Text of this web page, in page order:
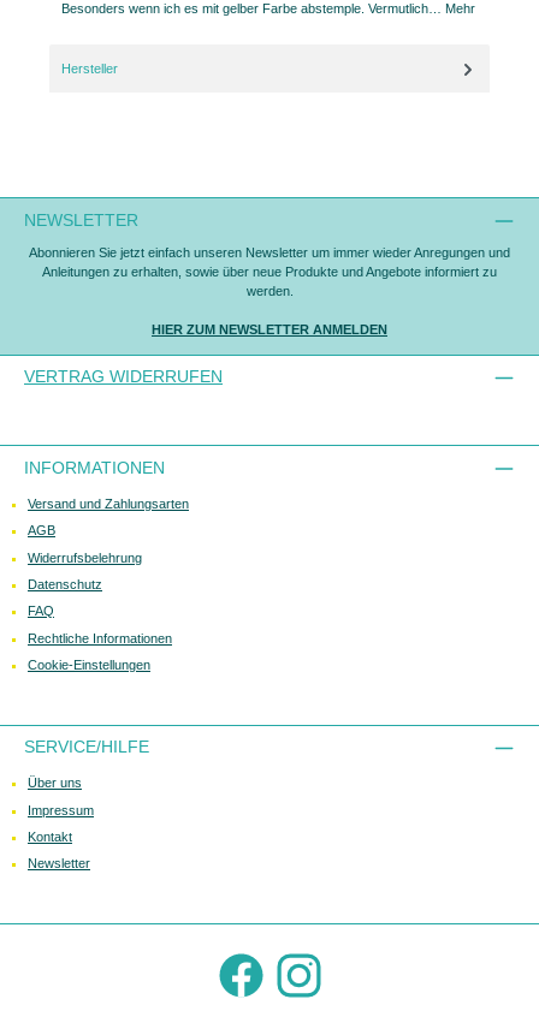
Besonders wenn ich es mit gelber Farbe abstemple. Vermutlich… Mehr
Hersteller
NEWSLETTER
Abonnieren Sie jetzt einfach unseren Newsletter um immer wieder Anregungen und
Anleitungen zu erhalten, sowie über neue Produkte und Angebote informiert zu
werden.
HIER ZUM NEWSLETTER ANMELDEN
VERTRAG WIDERRUFEN
INFORMATIONEN
Versand und Zahlungsarten
AGB
Widerrufsbelehrung
Datenschutz
FAQ
Rechtliche Informationen
Cookie-Einstellungen
SERVICE/HILFE
Über uns
Impressum
Kontakt
Newsletter
Facebook Instagram